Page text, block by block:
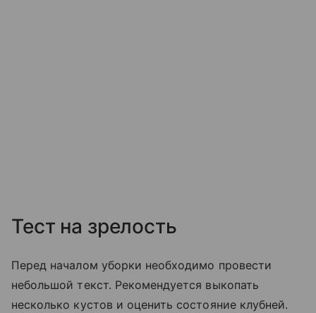
Тест на зрелость
Перед началом уборки необходимо провести
небольшой текст. Рекомендуется выкопать
несколько кустов и оценить состояние клубней.